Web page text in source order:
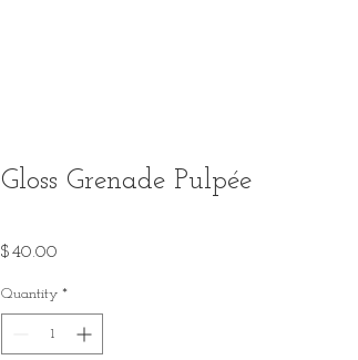
Gloss Grenade Pulpée
$40.00
Quantity *